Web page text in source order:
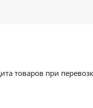
товаров при